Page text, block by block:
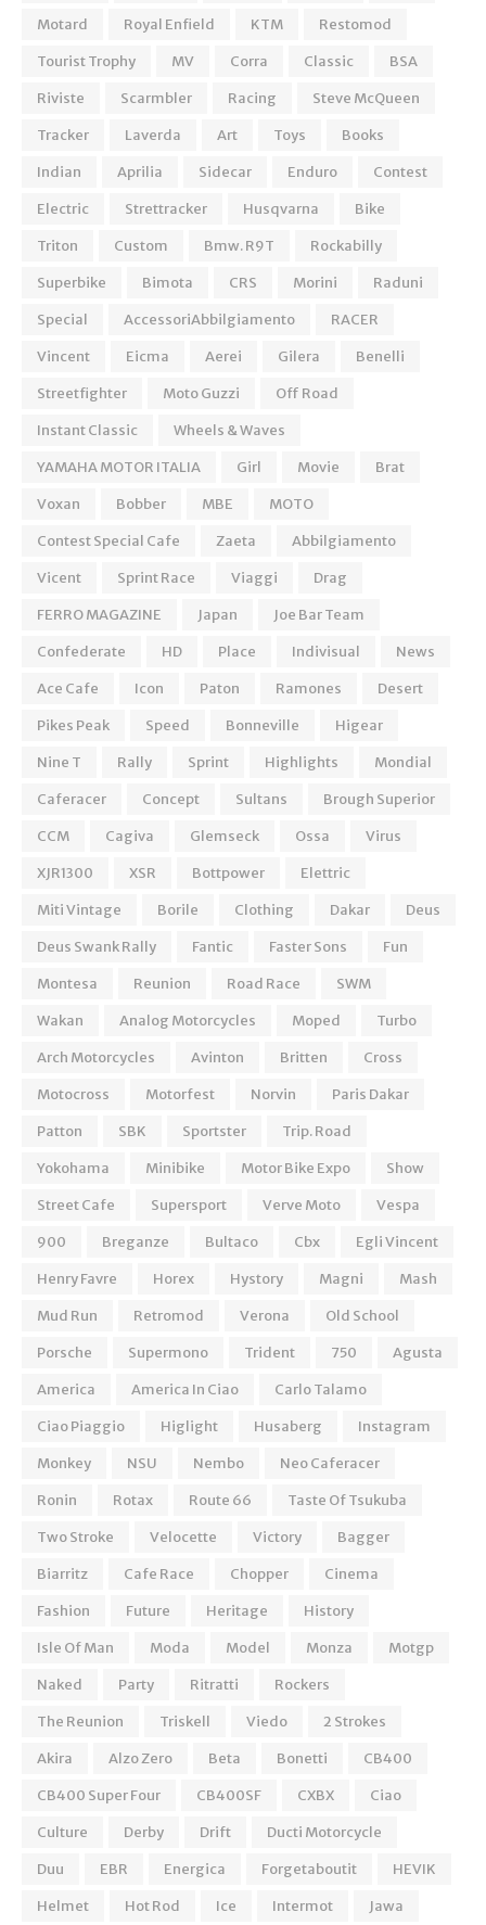
Motard
Royal Enfield KTM
Restomod
Tourist Trophy
MV Corra Classic
BSA
Riviste
Scarmbler Racing
Steve McQueen
Tracker
Laverda Art Toys
Books
Indian
Aprilia Sidecar Enduro
Contest
Electric
Strettracker Husqvarna
Bike
Triton
Custom Bmw. R9T
Rockabilly
Superbike
Bimota CRS Morini
Raduni
Special
AccessoriAbbilgiamento
RACER
Vincent
Eicma Aerei Gilera
Benelli
Streetfighter
Moto Guzzi
Off Road
Instant Classic
Wheels & Waves
YAMAHA MOTOR ITALIA
Girl Movie
Brat
Voxan
Bobber MBE
MOTO
Contest Special Cafe
Zaeta
Abbilgiamento
Vicent
Sprint Race Viaggi
Drag
FERRO MAGAZINE
Japan
Joe Bar Team
Confederate
HD Place Indivisual
News
Ace Cafe
Icon Paton Ramones
Desert
Pikes Peak
Speed Bonneville
Higear
Nine T
Rally Sprint Highlights
Mondial
Caferacer
Concept Sultans
Brough Superior
CCM
Cagiva Glemseck Ossa
Virus
XJR1300
XSR Bottpower
Elettric
Miti Vintage
Borile Clothing Dakar
Deus
Deus Swank Rally
Fantic Faster Sons
Fun
Montesa
Reunion Road Race
SWM
Wakan
Analog Motorcycles Moped
Turbo
Arch Motorcycles
Avinton Britten
Cross
Motocross
Motorfest Norvin
Paris Dakar
Patton
SBK Sportster
Trip. Road
Yokohama
Minibike Motor Bike Expo
Show
Street Cafe
Supersport Verve Moto
Vespa
900
Breganze Bultaco Cbx
Egli Vincent
Henry Favre
Horex Hystory Magni
Mash
Mud Run
Retromod Verona
Old School
Porsche
Supermono Trident 750
Agusta
America
America In Ciao
Carlo Talamo
Ciao Piaggio
Higlight Husaberg
Instagram
Monkey
NSU Nembo
Neo Caferacer
Ronin
Rotax Route 66
Taste Of Tsukuba
Two Stroke
Velocette Victory
Bagger
Biarritz
Cafe Race Chopper
Cinema
Fashion
Future Heritage
History
Isle Of Man
Moda Model Monza
Motgp
Naked
Party Ritratti
Rockers
The Reunion
Triskell Viedo
2 Strokes
Akira
Alzo Zero Beta Bonetti
CB400
CB400 Super Four
CB400SF CXBX
Ciao
Culture
Derby Drift
Ducti Motorcycle
Duu
EBR Energica Forgetaboutit
HEVIK
Helmet
Hot Rod Ice Intermot Jawa